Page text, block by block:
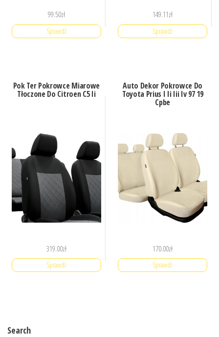
99.50zł
Sprawdź
149.11zł
Sprawdź
Pok Ter Pokrowce Miarowe
Tłoczone Do Citroen C5 Ii
319.00zł
Sprawdź
Auto Dekor Pokrowce Do
Toyota Prius I Ii Iii Iv 97 19
Cpbe
170.00zł
Sprawdź
Search